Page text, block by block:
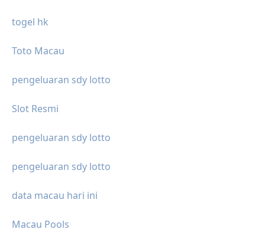
togel hk
Toto Macau
pengeluaran sdy lotto
Slot Resmi
pengeluaran sdy lotto
pengeluaran sdy lotto
data macau hari ini
Macau Pools